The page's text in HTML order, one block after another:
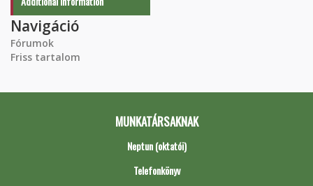
Navigáció
Fórumok
Friss tartalom
MUNKATÁRSAKNAK
Neptun (oktatói)
Telefonkönyv